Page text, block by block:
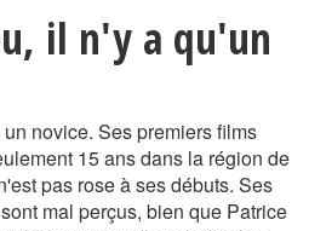
il n'y a qu'un
novice. Ses premiers films
15 ans dans la région de
pas rose à ses débuts. Ses
mal perçus, bien que Patrice